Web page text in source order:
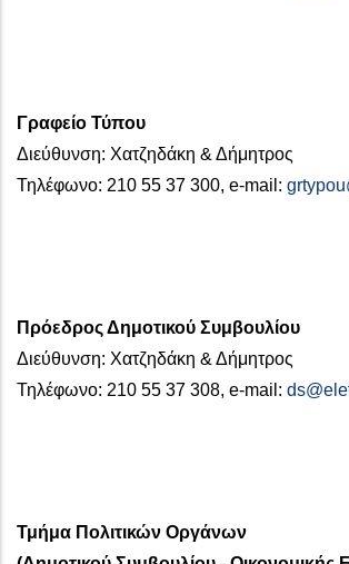
Γραφείο Τύπου
Διεύθυνση: Χατζηδάκη & Δήμητρος
Τηλέφωνο: 210 55 37 300, e-mail:
Πρόεδρος Δημοτικού Συμβουλίου
Διεύθυνση: Χατζηδάκη & Δήμητρος
Τηλέφωνο: 210 55 37 308, e-mail:
Τμήμα Πολιτικών Οργάνων